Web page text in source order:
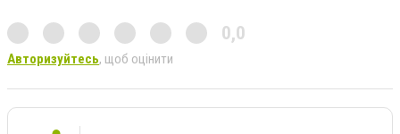
0,0
Авторизуйтесь, щоб оцінити